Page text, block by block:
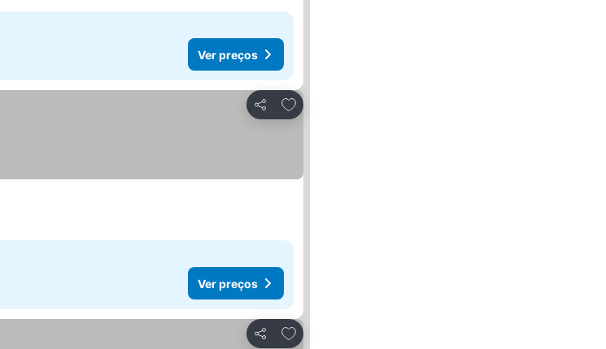
Ver preços
Partilhar
Adicionar aos favoritos
Ver preços
Partilhar
Adicionar aos favoritos